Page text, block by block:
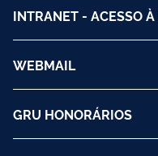
INTRANET - ACESSO À
WEBMAIL
GRU HONORÁRIOS